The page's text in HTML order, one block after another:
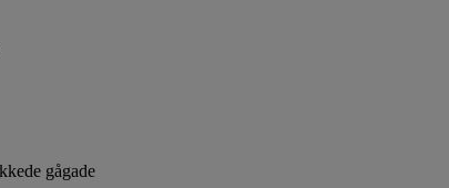
gågade